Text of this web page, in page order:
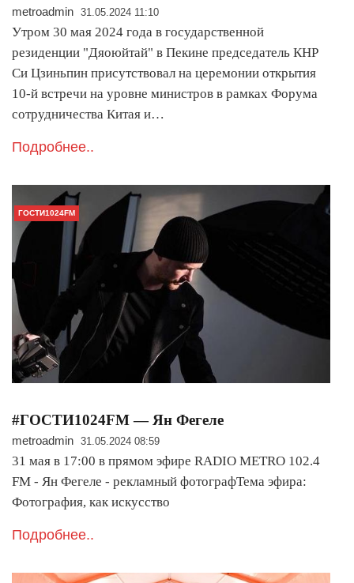
metroadmin 31.05.2024 11:10
Утром 30 мая 2024 года в государственной
резиденции "Дяоюйтай" в Пекине председатель КНР
Си Цзиньпин присутствовал на церемонии открытия
10-й встречи на уровне министров в рамках Форума
сотрудничества Китая и…
Подробнее..
ГОСТИ1024FM
#ГОСТИ1024FM — Ян Фегеле
metroadmin 31.05.2024 08:59
31 мая в 17:00 в прямом эфире RADIO METRO 102.4
FM - Ян Фегеле - рекламный фотографТема эфира:
Фотография, как искусство
Подробнее..